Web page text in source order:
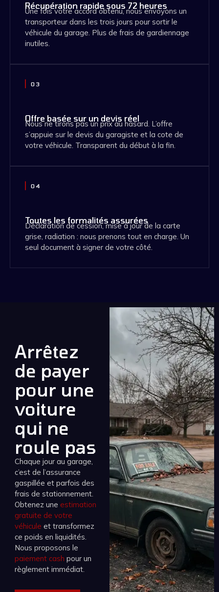
Récupération rapide sous 72 heures
Une fois votre accord obtenu, nous envoyons un
transporteur dans les trois jours pour sortir le
véhicule du garage. Plus de frais de gardiennage
inutiles.
03
Offre basée sur un devis réel
Nous ne tirons pas un prix au hasard. L’offre
s’appuie sur le devis du garagiste et la cote de
votre véhicule. Transparent du début à la fin.
04
Toutes les formalités assurées
Déclaration de cession, mise à jour de la carte
grise, radiation : nous prenons tout en charge. Un
seul document à signer de votre côté.
Arrêtez
de payer
pour une
voiture
qui ne
roule pas
Chaque jour au garage,
c’est de l’assurance
gaspillée et parfois des
frais de stationnement.
Obtenez une estimation
gratuite de votre
véhicule et transformez
ce poids en liquidités.
Nous proposons le
paiement cash pour un
règlement immédiat.